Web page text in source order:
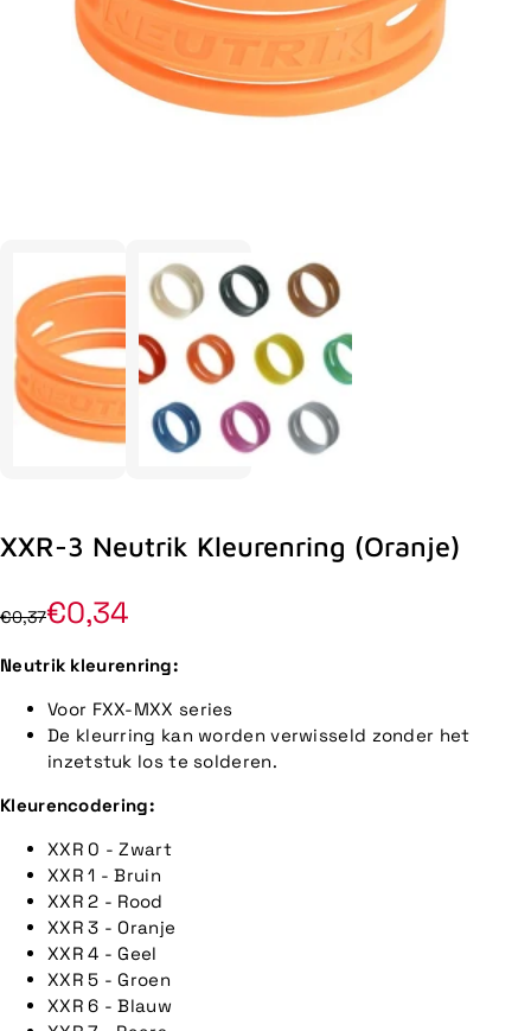
XXR-3 Neutrik Kleurenring (Oranje)
€0,37€0,34
Neutrik kleurenring:
Voor FXX-MXX series
De kleurring kan worden verwisseld zonder het
inzetstuk los te solderen.
Kleurencodering:
XXR 0 - Zwart
XXR 1 - Bruin
XXR 2 - Rood
XXR 3 - Oranje
XXR 4 - Geel
XXR 5 - Groen
XXR 6 - Blauw